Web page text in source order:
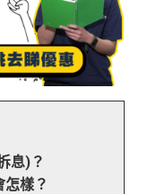
息)？
樣？